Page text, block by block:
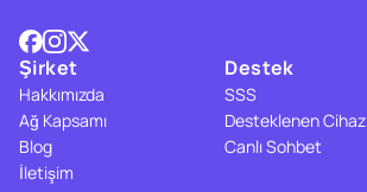
Şirket
Hakkımızda
Ağ Kapsamı
Blog
İletişim
Destek
SSS
Desteklenen
Canlı Sohbet